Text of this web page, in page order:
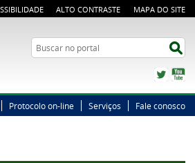
ALTO CONTRASTE MAPA DO SITE
Busca
Twitter
Protocolo on-line Serviços Fale conosco